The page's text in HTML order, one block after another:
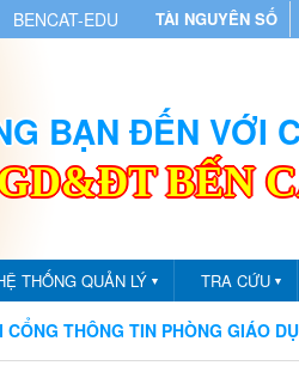
BENCAT-EDU TÀI NGUYÊN SỐ
BẠN ĐẾN VỚI
BẾN
THỐNG QUẢN LÝ ▼ TRA CỨU ▼
TIN PHÒNG GIÁO DỤC VÀ